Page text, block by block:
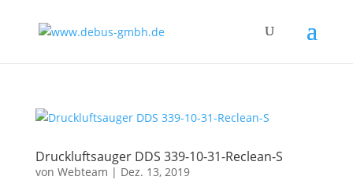
Druckluftsauger DDS 339-10-31-Reclean-S
von Webteam | Dez. 13, 2019